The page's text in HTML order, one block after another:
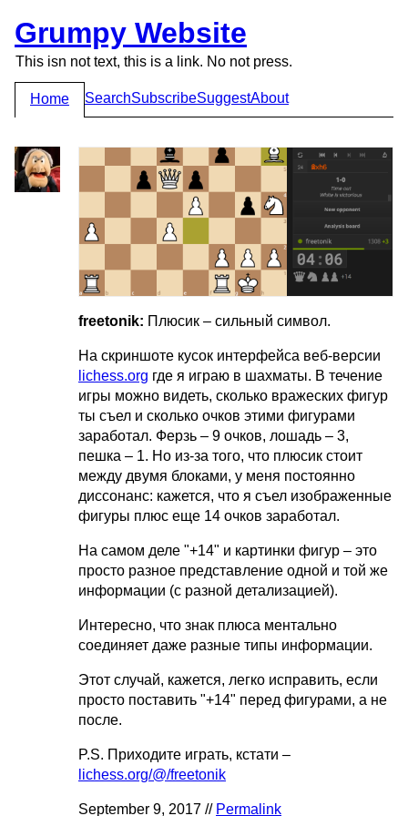
Grumpy Website
This isn not text, this is a link. No not press.
Home SearchSubscribeSuggestAbout
freetonik: Плюсик – сильный символ.
На скриншоте кусок интерфейса веб-версии
lichess.org где я играю в шахматы. В течение
игры можно видеть, сколько вражеских фигур
ты съел и сколько очков этими фигурами
заработал. Ферзь – 9 очков, лошадь – 3,
пешка – 1. Но из-за того, что плюсик стоит
между двумя блоками, у меня постоянно
диссонанс: кажется, что я съел изображенные
фигуры плюс еще 14 очков заработал.
На самом деле "+14" и картинки фигур – это
просто разное представление одной и той же
информации (с разной детализацией).
Интересно, что знак плюса ментально
соединяет даже разные типы информации.
Этот случай, кажется, легко исправить, если
просто поставить "+14" перед фигурами, а не
после.
P.S. Приходите играть, кстати –
lichess.org/@/freetonik
September 9, 2017 // Permalink